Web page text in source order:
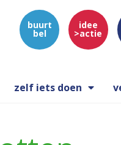
buurt
bel
idee
>actie
zelf iets doen